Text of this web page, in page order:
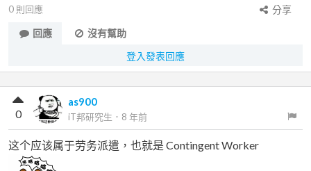
0 則回應
分享
回應
沒有幫助
登入發表回應
as900
iT邦研究生 ． 8 年前
0
这个应该属于劳务派遣，也就是 Contingent Worker